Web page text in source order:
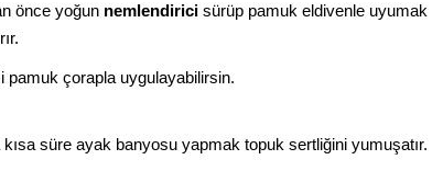
önce yoğun nemlendirici sürüp pamuk eldivenle uyumak
pamuk çorapla uygulayabilirsin.
kısa süre ayak banyosu yapmak topuk sertliğini yumuşatır.